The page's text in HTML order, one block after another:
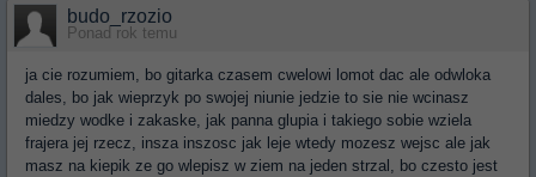
budo_rzozio
Ponad rok temu
ja cie rozumiem, bo gitarka czasem cwelowi lomot dac ale odwloka
dales, bo jak wieprzyk po swojej niunie jedzie to sie nie wcinasz
miedzy wodke i zakaske, jak panna glupia i takiego sobie wziela
frajera jej rzecz, insza inszosc jak leje wtedy mozesz wejsc ale jak
masz na kiepik ze go wlepisz w ziem na jeden strzal, bo czesto jest